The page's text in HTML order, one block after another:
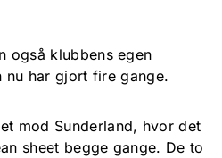
også klubbens egen
nu har gjort fire gange.
mod Sunderland, hvor det
sheet begge gange. De to